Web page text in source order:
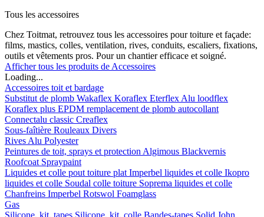
Tous les accessoires
Chez Toitmat, retrouvez tous les accessoires pour toiture et façade:
films, mastics, colles, ventilation, rives, conduits, escaliers, fixations,
outils et vêtements pros. Pour un chantier efficace et soigné.
Afficher tous les produits de Accessoires
Loading...
Accessoires toit et bardage
Substitut de plomb Wakaflex Koraflex Eterflex Alu loodflex
Koraflex plus EPDM remplacement de plomb autocollant
Connectalu classic Creaflex
Sous-faîtière Rouleaux Divers
Rives Alu Polyester
Peintures de toit, sprays et protection Algimous Blackvernis
Roofcoat Spraypaint
Liquides et colle pout toiture plat Imperbel liquides et colle Ikopro
liquides et colle Soudal colle toiture Soprema liquides et colle
Chanfreins Imperbel Rotswol Foamglass
Gas
Silicone, kit, tapes Silicone, kit, colle Bandes-tapes Solid John